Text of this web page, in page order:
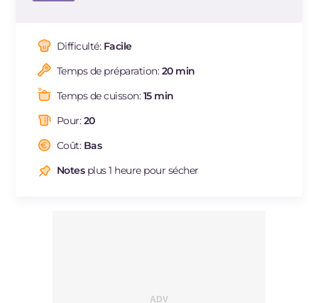
NL
Dont sucres
Protéine
Graisses
Fibre
Sodium
Difficulté: Facile
Temps de préparation:20 min
Temps de cuisson:15 min
Pour:20
Coût: Bas
Notesplus 1 heure pour sécher